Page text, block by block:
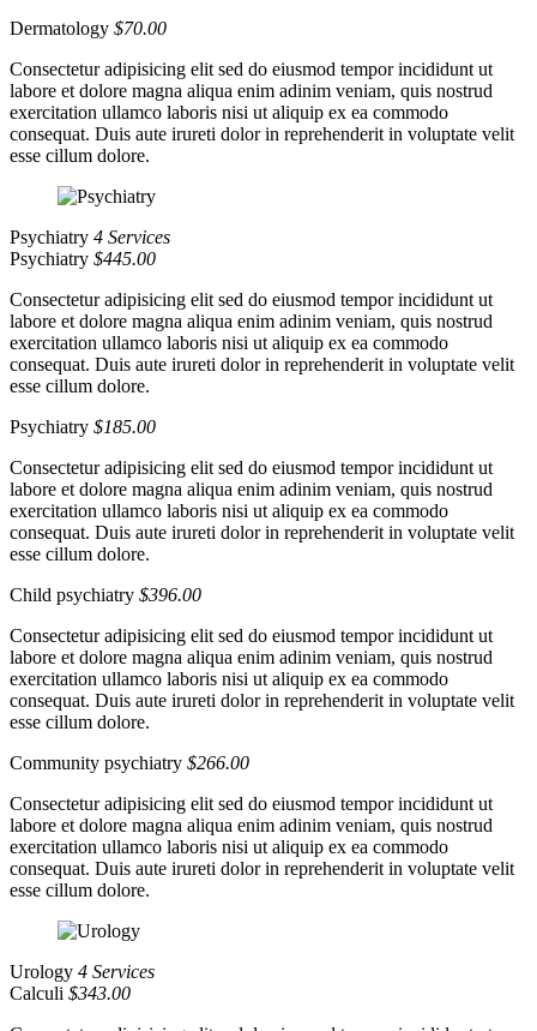
Dermatology $70.00
Consectetur adipisicing elit sed do eiusmod tempor incididunt ut
labore et dolore magna aliqua enim adinim veniam, quis nostrud
exercitation ullamco laboris nisi ut aliquip ex ea commodo
consequat. Duis aute irureti dolor in reprehenderit in voluptate velit
esse cillum dolore.
Psychiatry 4 Services
Psychiatry $445.00
Consectetur adipisicing elit sed do eiusmod tempor incididunt ut
labore et dolore magna aliqua enim adinim veniam, quis nostrud
exercitation ullamco laboris nisi ut aliquip ex ea commodo
consequat. Duis aute irureti dolor in reprehenderit in voluptate velit
esse cillum dolore.
Psychiatry $185.00
Consectetur adipisicing elit sed do eiusmod tempor incididunt ut
labore et dolore magna aliqua enim adinim veniam, quis nostrud
exercitation ullamco laboris nisi ut aliquip ex ea commodo
consequat. Duis aute irureti dolor in reprehenderit in voluptate velit
esse cillum dolore.
Child psychiatry $396.00
Consectetur adipisicing elit sed do eiusmod tempor incididunt ut
labore et dolore magna aliqua enim adinim veniam, quis nostrud
exercitation ullamco laboris nisi ut aliquip ex ea commodo
consequat. Duis aute irureti dolor in reprehenderit in voluptate velit
esse cillum dolore.
Community psychiatry $266.00
Consectetur adipisicing elit sed do eiusmod tempor incididunt ut
labore et dolore magna aliqua enim adinim veniam, quis nostrud
exercitation ullamco laboris nisi ut aliquip ex ea commodo
consequat. Duis aute irureti dolor in reprehenderit in voluptate velit
esse cillum dolore.
Urology 4 Services
Calculi $343.00